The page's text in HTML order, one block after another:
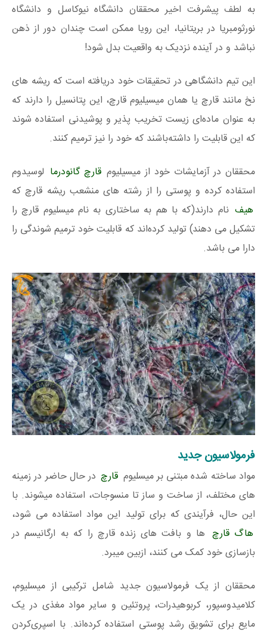
به لطف پیشرفت اخیر محققان دانشگاه نیوکاسل و دانشگاه
نورثومبریا در بریتانیا، این رویا ممکن است چندان دور از ذهن
نباشد و در آینده نزدیک به واقعیت بدل شود!
این تیم دانشگاهی در تحقیقات خود دریافته است که ریشه های
نخ مانند قارچ یا همان میسیلیوم قارچ، این پتانسیل را دارند که
به‌ عنوان ماده‌ای زیست تخریب‌ پذیر و پوشیدنی استفاده شوند
که این قابلیت را داشته‌باشند که خود را نیز ترمیم کنند.
محققان در آزمایشات خود از میسیلیوم قارچ گانودرما لوسیدوم
استفاده کرده و پوستی را از رشته های منشعب ریشه قارچ که
هیف نام دارند(که با هم به ساختاری به نام میسلیوم قارچ را
تشکیل می دهند) تولید کرده‌اند که قابلیت خود ترمیم شوندگی را
دارا می باشد.
فرمولاسیون جدید
مواد ساخته شده مبتنی بر میسلیوم قارچ در حال حاضر در زمینه
های مختلف، از ساخت و ساز تا منسوجات، استفاده میشوند. با
این حال، فرآیندی که برای تولید این مواد استفاده می شود،
هاگ قارچ ها و بافت های زنده قارچ را که به ارگانیسم در
بازسازی خود کمک می کنند، ازبین میبرد.
محققان از یک فرمولاسیون جدید شامل ترکیبی از میسلیوم،
کلامیدوسپور، کربوهیدرات، پروتئین و سایر مواد مغذی در یک
مایع برای تشویق رشد پوستی استفاده کرده‌اند. با اسپری‌کردن